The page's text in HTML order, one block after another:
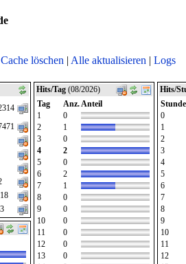
Cache löschen | Alle aktualisieren | Logs
Hits/Tag (08/2026)
Tag
Anz. Anteil
1
0
2
1
3
0
4
2
5
0
6
2
7
1
8
0
9
0
10
0
11
0
12
0
13
0
Hits/
Stunde
0
1
2
3
4
5
6
7
8
9
10
11
12